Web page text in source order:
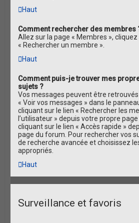
Haut
Comment rechercher des membres
Allez sur la page « Membres », cliquez
« Rechercher un membre ».
Haut
Comment puis-je trouver mes
sujets ?
Vos messages peuvent être
« Voir vos messages » dans le
cliquant sur le lien « Rechercher les
l’utilisateur » depuis votre propre
cliquant sur le lien « Accès rapide »
page du forum. Pour rechercher vos
de recherche avancée et choisissez
appropriés.
Haut
Surveillance et favoris